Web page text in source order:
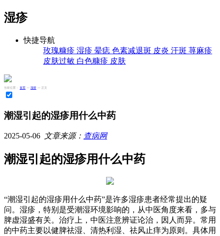
湿疹
快捷导航
玫瑰糠疹 湿疹 晕痣 色素减退斑 皮炎 汗斑 荨麻疹
皮肤过敏 白色糠疹 皮肤
当前位置： 首页 >> 湿疹 >> 正文
潮湿引起的湿疹用什么中药
2025-05-06 文章来源： 查病网
潮湿引起的湿疹用什么中药
“潮湿引起的湿疹用什么中药”是许多湿疹患者经常提出的疑
问。湿疹，特别是受潮湿环境影响的，从中医角度来看，多与
脾虚湿盛有关。治疗上，中医注意辨证论治，因人而异。常用
的中药主要以健脾祛湿、清热利湿、祛风止痒为原则。具体用